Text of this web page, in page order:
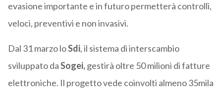
evasione importante e in futuro permetterà controlli,
veloci, preventivi e non invasivi.
Dal 31 marzo loSdi, il sistema di interscambio
sviluppato daSogei,gestirà oltre 50 milioni di fatture
elettroniche. Il progetto vede coinvolti almeno 35mila